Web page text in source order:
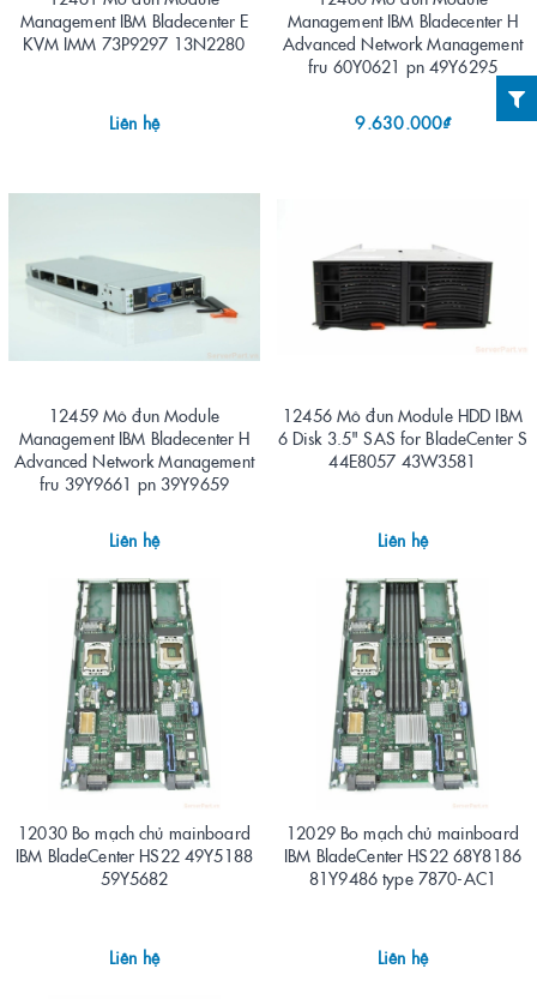
Management IBM Bladecenter E
KVM IMM 73P9297 13N2280
Liên hệ
Management IBM Bladecenter H
Advanced Network Management
fru 60Y0621 pn 49Y6295
9.630.000₫
12459 Mô đun Module
Management IBM Bladecenter H
Advanced Network Management
fru 39Y9661 pn 39Y9659
Liên hệ
12456 Mô đun Module HDD IBM
6 Disk 3.5" SAS for BladeCenter S
44E8057 43W3581
Liên hệ
12030 Bo mạch chủ mainboard
IBM BladeCenter HS22 49Y5188
59Y5682
Liên hệ
12029 Bo mạch chủ mainboard
IBM BladeCenter HS22 68Y8186
81Y9486 type 7870-AC1
Liên hệ